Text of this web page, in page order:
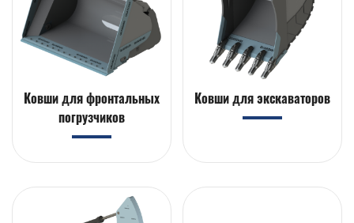
Ковши для фронтальных
погрузчиков
Ковши для экскаваторов